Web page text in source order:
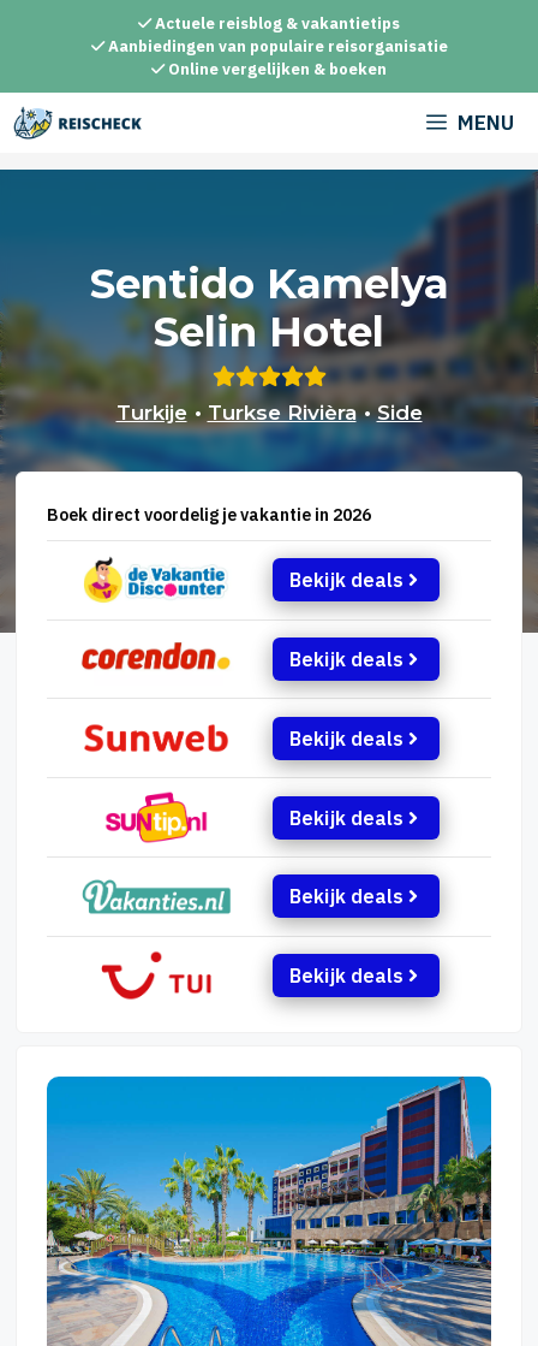
inhoud
Actuele reisblog & vakantietips
Aanbiedingen van populaire reisorganisatie
Online vergelijken & boeken
MENU
Sentido Kamelya
Selin Hotel
Turkije • Turkse Rivièra •Side
Boek direct voordelig je vakantie in 2026
Bekijk deals
Bekijk deals
Bekijk deals
Bekijk deals
Bekijk deals
Bekijk deals